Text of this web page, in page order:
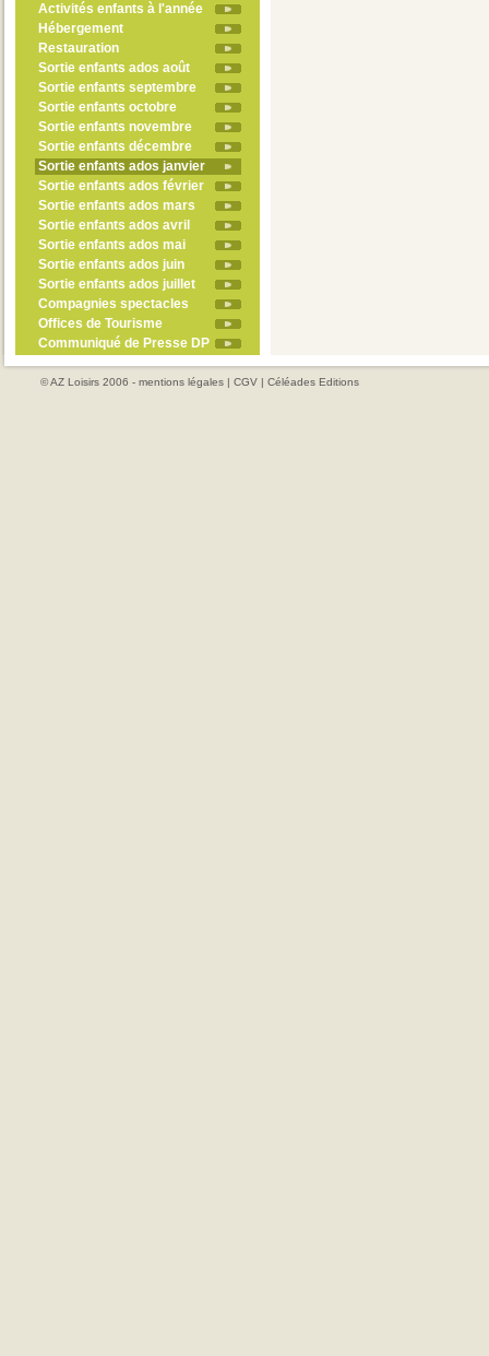
Activités enfants à l'année
Hébergement
Restauration
Sortie enfants ados août
Sortie enfants septembre
Sortie enfants octobre
Sortie enfants novembre
Sortie enfants décembre
Sortie enfants ados janvier
Sortie enfants ados février
Sortie enfants ados mars
Sortie enfants ados avril
Sortie enfants ados mai
Sortie enfants ados juin
Sortie enfants ados juillet
Compagnies spectacles
Offices de Tourisme
Communiqué de Presse DP
© AZ Loisirs 2006 - mentions légales | CGV | Céléades Editions